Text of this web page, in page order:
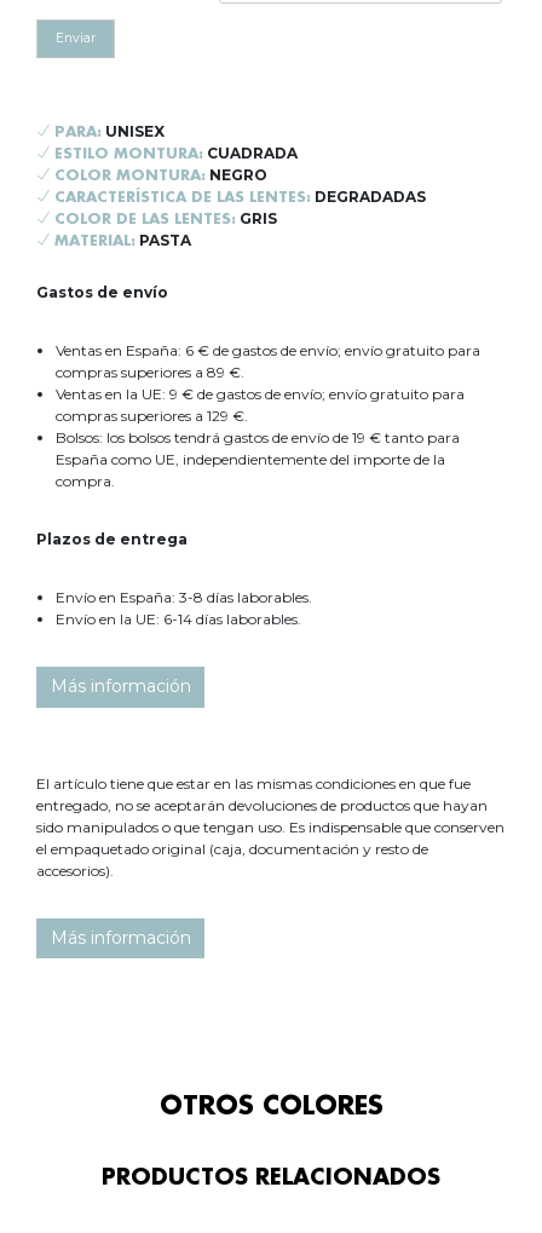
PARA: UNISEX
ESTILO MONTURA: CUADRADA
COLOR MONTURA: NEGRO
CARACTERÍSTICA DE LAS LENTES: DEGRADADAS
COLOR DE LAS LENTES: GRIS
MATERIAL: PASTA
Gastos de envío
Ventas en España: 6 € de gastos de envío; envío gratuito para
compras superiores a 89 €.
Ventas en la UE: 9 € de gastos de envío; envío gratuito para
compras superiores a 129 €.
Bolsos: los bolsos tendrá gastos de envío de 19 € tanto para
España como UE, independientemente del importe de la
compra.
Plazos de entrega
Envío en España: 3-8 días laborables.
Envío en la UE: 6-14 días laborables.
Más información
El artículo tiene que estar en las mismas condiciones en que fue
entregado, no se aceptarán devoluciones de productos que hayan
sido manipulados o que tengan uso. Es indispensable que conserven
el empaquetado original (caja, documentación y resto de
accesorios).
Más información
OTROS COLORES
PRODUCTOS RELACIONADOS